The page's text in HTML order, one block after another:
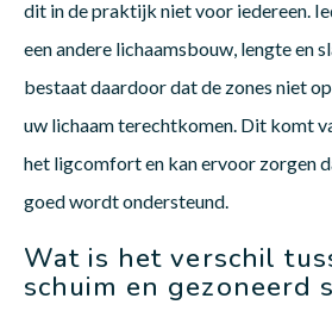
dit in de praktijk niet voor iedereen.
een andere lichaamsbouw, lengte en
bestaat daardoor dat de zones niet
uw lichaam terechtkomen. Dit komt
het ligcomfort en kan ervoor zorgen
goed wordt ondersteund.
Wat is het verschil
schuim en gezoneerd